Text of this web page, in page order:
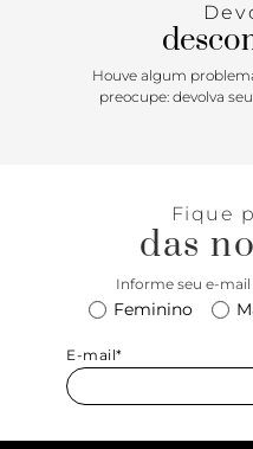
assinatura Anacapri, a
calcanhar à mostra.
Anacapri de bico fino vem
mais amenas com um
Houve algum
preocupe: devolva
Fique
das
Informe seu e-mail
Feminino
E-mail*